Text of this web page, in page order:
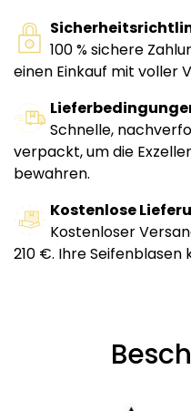
100 % sichere
einen Einkauf mit voller
Schnelle,
verpackt, um die
bewahren.
Kostenlose
Kostenloser
210 €. Ihre Seifenblasen